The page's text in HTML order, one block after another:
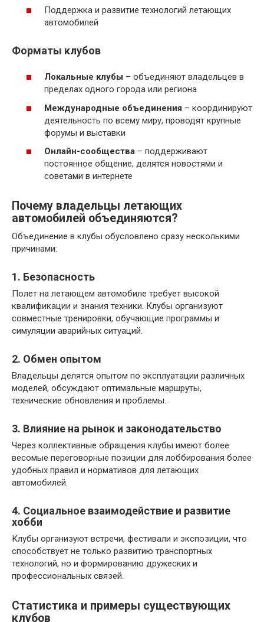
Поддержка и развитие технологий летающих
автомобилей
Форматы клубов
Локальные клубы – объединяют владельцев в
пределах одного города или региона
Международные объединения – координируют
деятельность по всему миру, проводят крупные
форумы и выставки
Онлайн-сообщества – поддерживают
постоянное общение, делятся новостями и
советами в интернете
Почему владельцы летающих
автомобилей объединяются?
Объединение в клубы обусловлено сразу несколькими
причинами:
1. Безопасность
Полет на летающем автомобиле требует высокой
квалификации и знания техники. Клубы организуют
совместные тренировки, обучающие программы и
симуляции аварийных ситуаций.
2. Обмен опытом
Владельцы делятся опытом по эксплуатации различных
моделей, обсуждают оптимальные маршруты,
технические обновления и проблемы.
3. Влияние на рынок и законодательство
Через коллективные обращения клубы имеют более
весомые переговорные позиции для лоббирования более
удобных правил и нормативов для летающих
автомобилей.
4. Социальное взаимодействие и развитие
хобби
Клубы организуют встречи, фестивали и экспозиции, что
способствует не только развитию транспортных
технологий, но и формированию дружеских и
профессиональных связей.
Статистика и примеры существующих
клубов